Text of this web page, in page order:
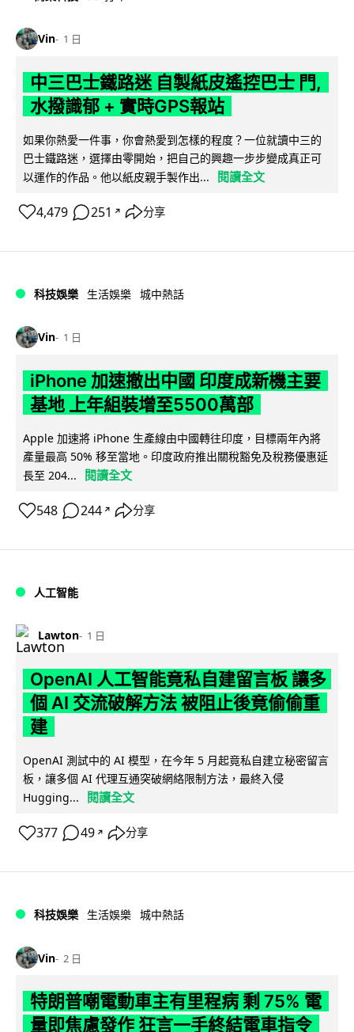
Vin 1 日
中三巴士鐵路迷 自製紙皮遙控巴士 門,
水撥識郁 + 實時GPS報站
如果你熱愛一件事，你會熱愛到怎樣的程度？一位就讀中三的
巴士鐵路迷，選擇由零開始，把自己的興趣一步步變成真正可
以運作的作品。他以紙皮親手製作出...
閱讀全文
4,479 251 ↗ 分享
科技娛樂 生活娛樂 城中熱話
Vin 1 日
iPhone 加速撤出中國 印度成新機主要
基地 上年組裝增至5500萬部
Apple 加速將 iPhone 生產線由中國轉往印度，目標兩年內將
產量最高 50% 移至當地。印度政府推出關稅豁免及稅務優惠延
長至 204...
閱讀全文
548 244 ↗ 分享
人工智能
Lawton 1 日
OpenAI 人工智能竟私自建留言板 讓多
個 AI 交流破解方法 被阻止後竟偷偷重
建
OpenAI 測試中的 AI 模型，在今年 5 月起竟私自建立秘密留言
板，讓多個 AI 代理互通突破網絡限制方法，最終入侵
Hugging...
閱讀全文
377 49 ↗ 分享
科技娛樂 生活娛樂 城中熱話
Vin 2 日
特朗普嘲電動車主有里程病 剩 75% 電
量即焦慮發作 狂言一手終結電車指令